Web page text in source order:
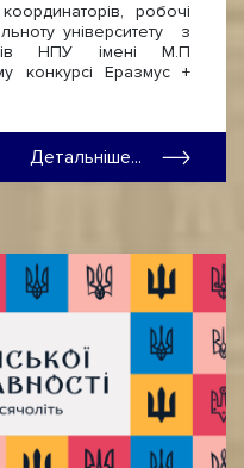
робочі
університету з
НПУ імені М.П
конкурсі Еразмус +
Детальніше...